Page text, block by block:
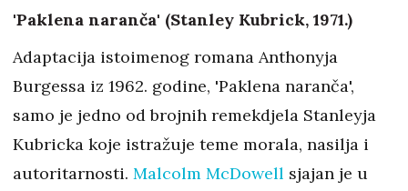
'Paklena naranča' (Stanley Kubrick, 1971.)
Adaptacija istoimenog romana Anthonyja
Burgessa iz 1962. godine, 'Paklena naranča',
samo je jedno od brojnih remekdjela Stanleyja
Kubricka koje istražuje teme morala, nasilja i
autoritarnosti. Malcolm McDowell sjajan je u